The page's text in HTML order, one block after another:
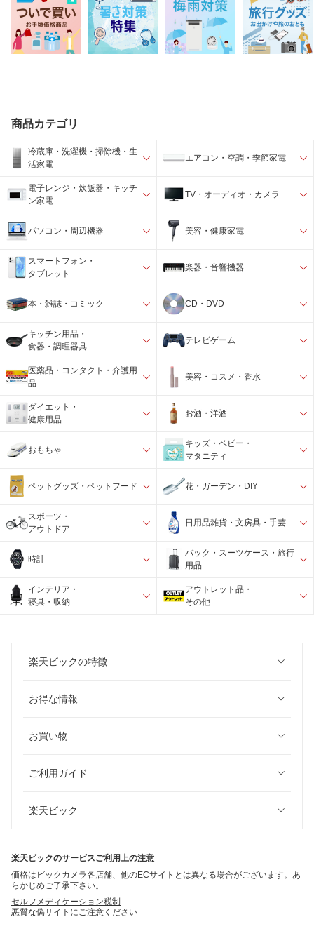
商品カテゴリ
冷蔵庫・洗濯機・掃除機・生
活家電
エアコン・空調・季節家電
電子レンジ・炊飯器・キッチ
ン家電
TV・オーディオ・カメラ
パソコン・周辺機器 美容・健康家電
スマートフォン・
タブレット
楽器・音響機器
本・雑誌・コミック CD・DVD
キッチン用品・
食器・調理器具
テレビゲーム
医薬品・コンタクト・介護用
品
美容・コスメ・香水
ダイエット・
健康用品
お酒・洋酒
おもちゃ
キッズ・ベビー・
マタニティ
ペットグッズ・ペットフード 花・ガーデン・DIY
スポーツ・
アウトドア
日用品雑貨・文房具・手芸
時計
バック・スーツケース・旅行
用品
インテリア・
寝具・収納
アウトレット品・
その他
楽天ビックの特徴
お得な情報
お買い物
ご利用ガイド
楽天ビック
楽天ビックのサービスご利用上の注意
価格はビックカメラ各店舗、他のECサイトとは異なる場合がございます。あ
らかじめご了承下さい。
セルフメディケーション税制
悪質な偽サイトにご注意ください